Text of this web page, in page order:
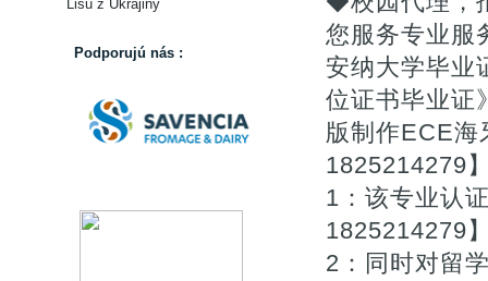
Lisu z Ukrajiny
Podporujú nás :
您服务专业服
安纳大学毕业
位证书毕业证
版制作ECE海
1825214279
1：该专业认
1825214279
2：同时对留